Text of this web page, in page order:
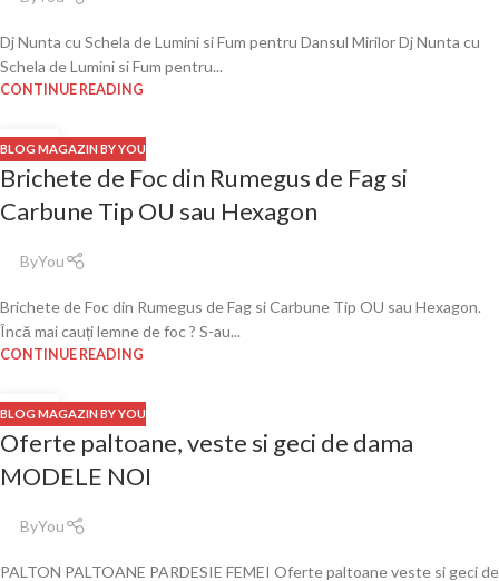
Dj Nunta cu Schela de Lumini si Fum pentru Dansul Mirilor Dj Nunta cu
Schela de Lumini si Fum pentru...
CONTINUE READING
08
OCT.
BLOG MAGAZIN BY YOU
Brichete de Foc din Rumegus de Fag si
Carbune Tip OU sau Hexagon
ByYou
Brichete de Foc din Rumegus de Fag si Carbune Tip OU sau Hexagon.
Încă mai cauți lemne de foc ? S-au...
CONTINUE READING
06
DEC.
BLOG MAGAZIN BY YOU
Oferte paltoane, veste si geci de dama
MODELE NOI
ByYou
PALTON PALTOANE PARDESIE FEMEI Oferte paltoane veste si geci de